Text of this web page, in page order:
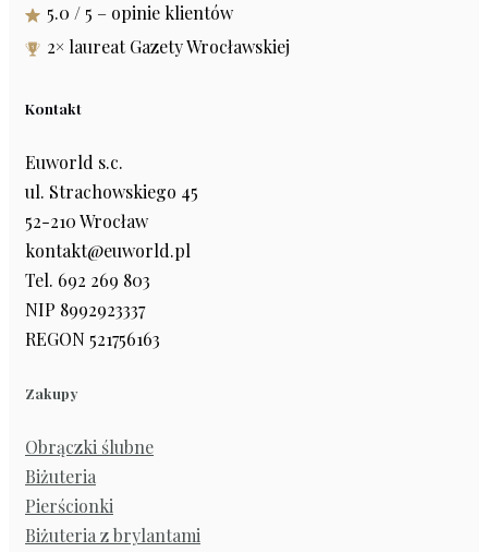
5.0 / 5 – opinie klientów
2× laureat Gazety Wrocławskiej
Kontakt
Euworld s.c.
ul. Strachowskiego 45
52-210 Wrocław
kontakt@euworld.pl
Tel. 692 269 803
NIP 8992923337
REGON 521756163
Zakupy
Obrączki ślubne
Biżuteria
Pierścionki
Biżuteria z brylantami